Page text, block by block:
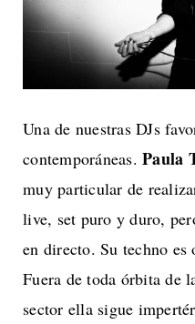
Una de nuestras DJs
contemporáneas. Paula
muy particular de
live, set puro y duro,
en directo. Su techno es
Fuera de toda órbita de
sector ella sigue